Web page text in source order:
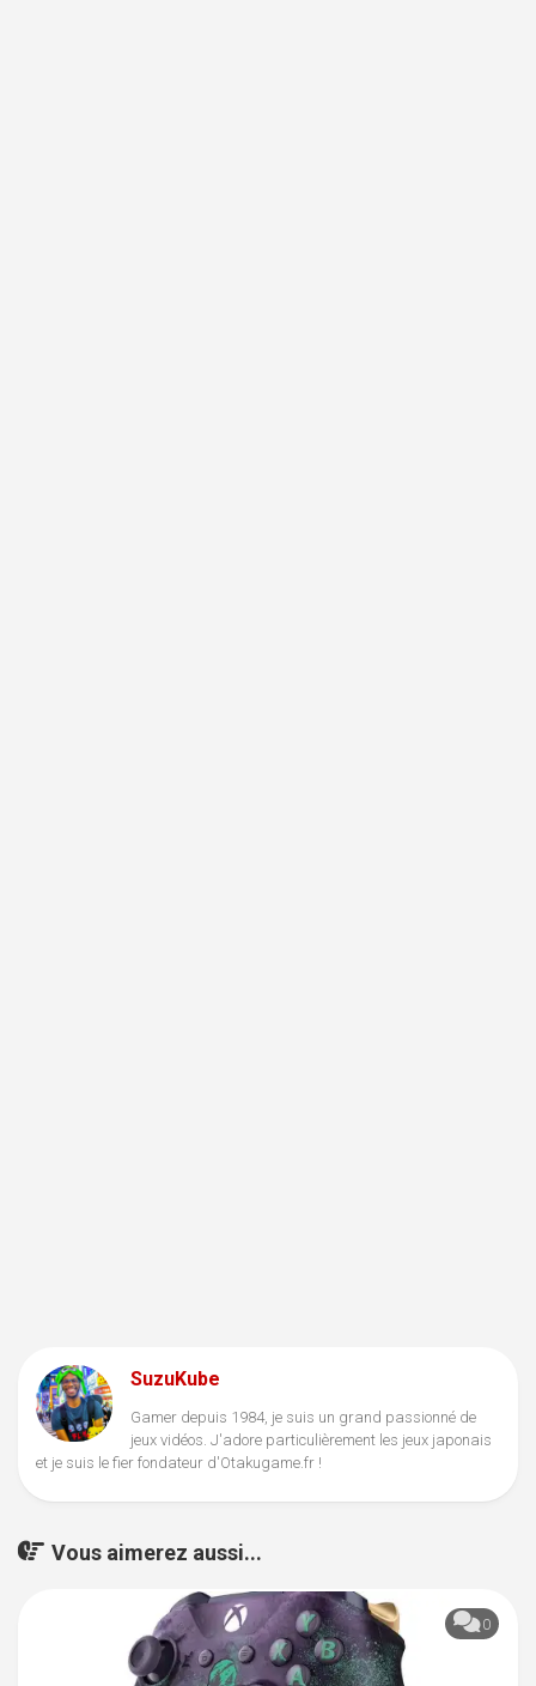
SuzuKube
Gamer depuis 1984, je suis un grand passionné de
jeux vidéos. J'adore particulièrement les jeux japonais
et je suis le fier fondateur d'Otakugame.fr !
Vous aimerez aussi...
0